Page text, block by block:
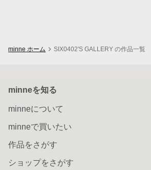
minne ホーム SIX0402'S GALLERY の作品一覧
minneを知る
minneについて
minneで買いたい
作品をさがす
ショップをさがす